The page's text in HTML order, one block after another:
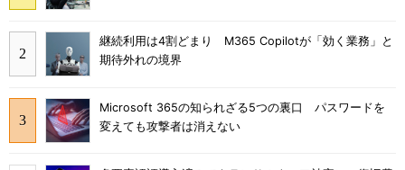
継続利用は4割どまり M365 Copilotが「効く業務」と
期待外れの境界
Microsoft 365の知られざる5つの裏口 パスワードを
変えても攻撃者は消えない